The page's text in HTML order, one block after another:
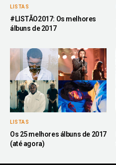
LISTAS
#LISTÃO2017: Os melhores
álbuns de 2017
LISTAS
Os 25 melhores álbuns de 2017
(até agora)